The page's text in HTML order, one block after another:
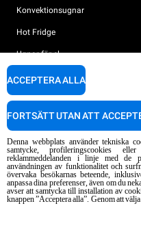
Konvektionsugnar
Hot Fridge
Ugnar för el
Ugnar för gas
TILLBEHÖR
Alla tillbehör
Rengöringsmedel för automatisk
Rengöringsmedel för mauell
Vattenbehandling resinfilter
UNOX VÄRLD
Våra kontor runt om i världen
SUPPORT
Unox garanti
Denna webbplats använder tekniska
samtycke, profileringscookies
reklammeddelanden i linje med de
användningen av funktionalitet och
övervaka besökarnas beteende,
anpassa dina preferenser, även om du
avser att samtycka till installation av
knappen ”Acceptera alla”. Genom att
ACCEPTERA ALLA
FORTSÄTT UTAN ATT